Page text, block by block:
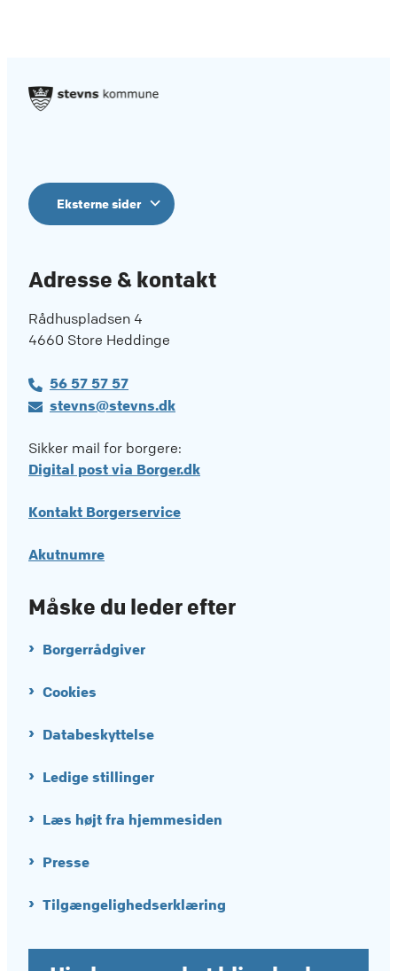
Eksterne sider
Adresse & kontakt
Rådhuspladsen 4
4660 Store Heddinge
56 57 57 57
stevns@stevns.dk
Sikker mail for borgere:
Digital post via Borger.dk
Kontakt Borgerservice
Akutnumre
Måske du leder efter
Borgerrådgiver
Cookies
Databeskyttelse
Ledige stillinger
Læs højt fra hjemmesiden
Presse
Tilgængelighedserklæring